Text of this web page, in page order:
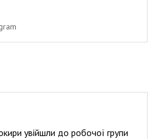
увійшли до робочої групи